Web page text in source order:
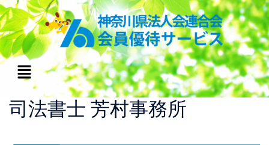
司法書士 芳村事務所